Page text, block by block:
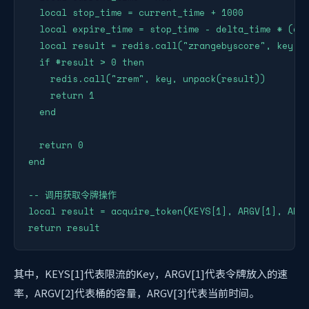
  local stop_time = current_time + 1000
local expire_time = stop_time - delta_time *
local result = redis.call("zrangebyscore", key,
  if #result > 0 then
    redis.call("zrem", key, unpack(result))
    return 1
  end
  return 0
end
-- 调用获取令牌操作
local result = acquire_token(KEYS[1], ARGV[1],
return result
其中，KEYS[1]代表限流的Key，ARGV[1]代表令牌放入的速
率，ARGV[2]代表桶的容量，ARGV[3]代表当前时间。